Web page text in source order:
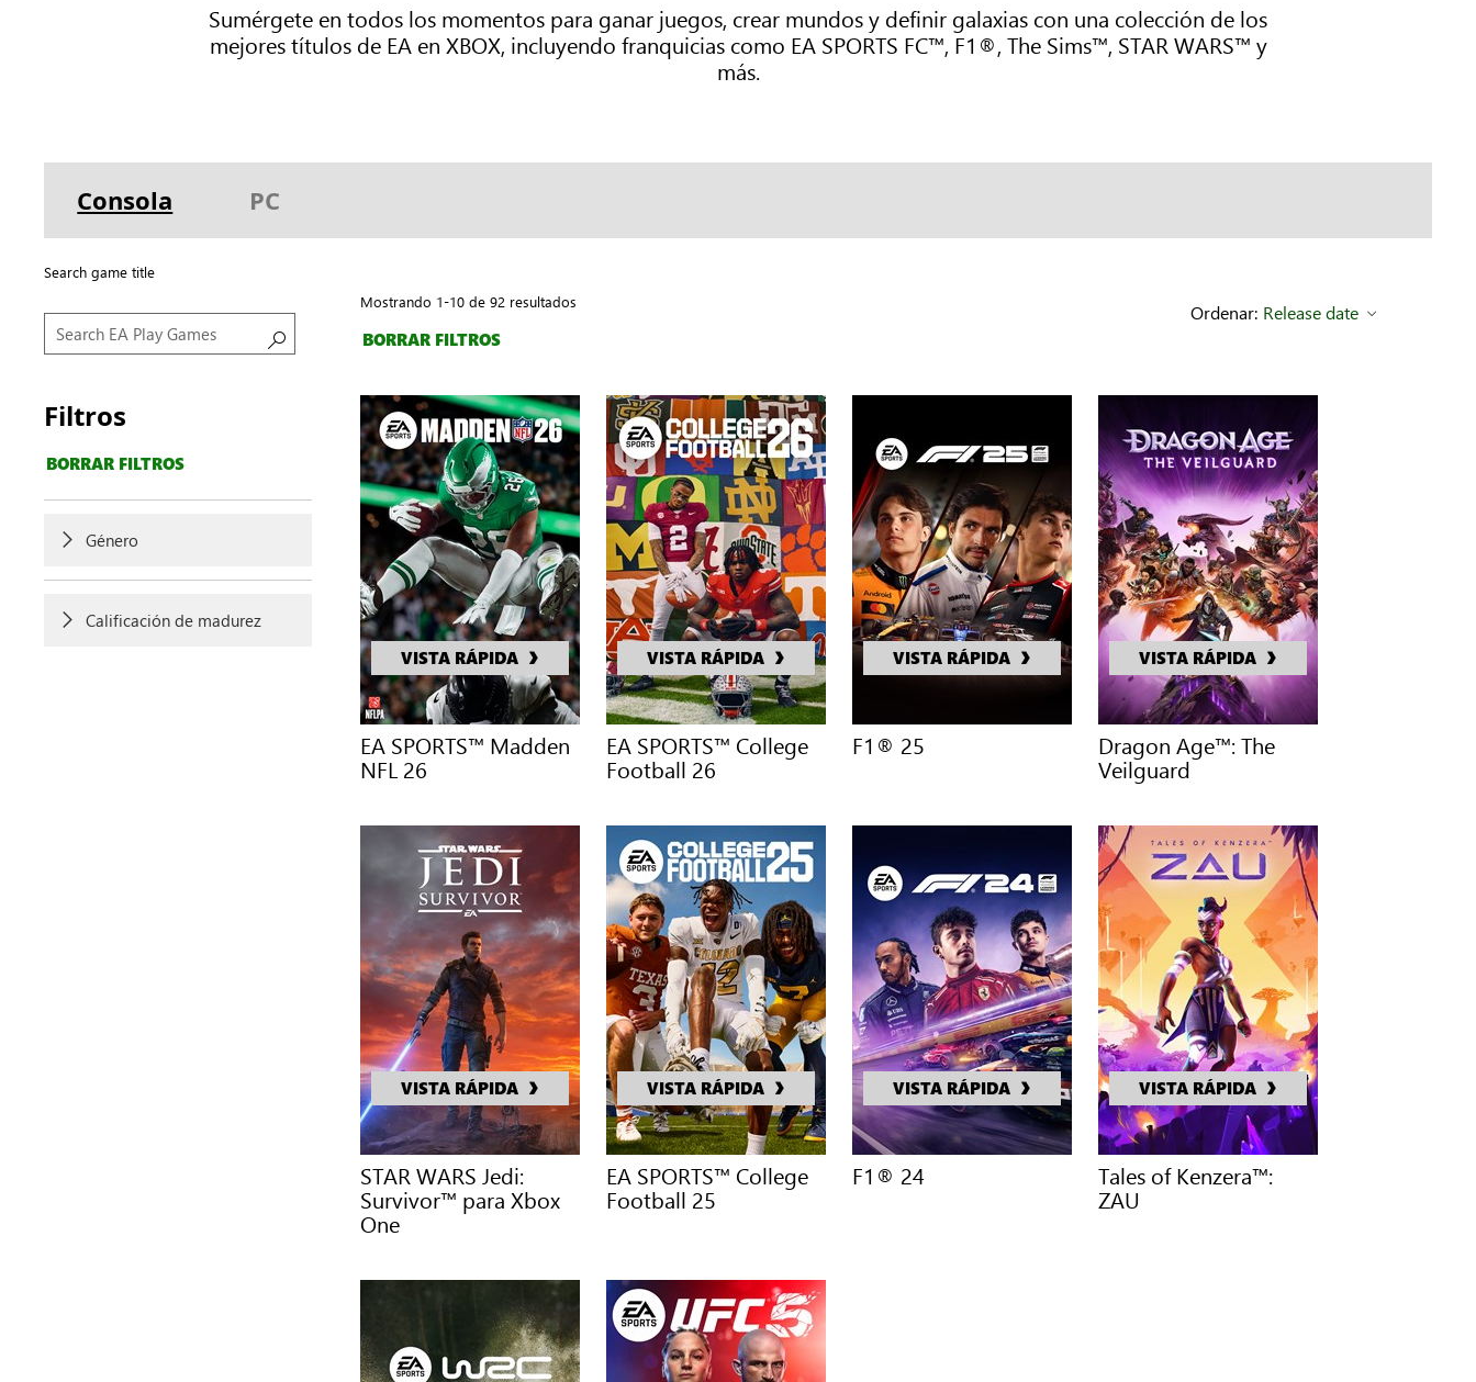
Sumérgete en todos los momentos para ganar juegos, crear mundos y definir galaxias con una colección de los
mejores títulos de EA en XBOX, incluyendo franquicias como EA SPORTS FC™, F1®, The Sims™, STAR WARS™ y
más.
Consola PC
Search game title
Filtros
BORRAR FILTROS
Género
Calificación de madurez
Mostrando 1-10 de 92 resultados
BORRAR FILTROS
Ordenar: Release date
EA SPORTS™ Madden
NFL 26
VISTA RÁPIDA
EA SPORTS™ College
Football 26
VISTA RÁPIDA
F1® 25
VISTA RÁPIDA
Dragon Age™: The
Veilguard
VISTA RÁPIDA
STAR WARS Jedi:
Survivor™ para Xbox
One
VISTA RÁPIDA
EA SPORTS™ College
Football 25
VISTA RÁPIDA
F1® 24
VISTA RÁPIDA
Tales of Kenzera™:
ZAU
VISTA RÁPIDA